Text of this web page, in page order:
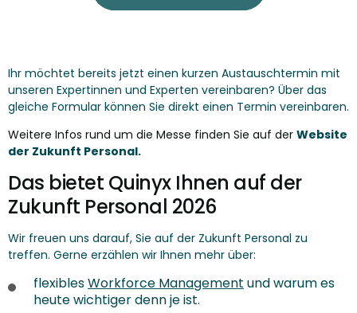
Ihr möchtet bereits jetzt einen kurzen Austauschtermin mit
unseren Expertinnen und Experten vereinbaren? Über das
gleiche Formular können Sie direkt einen Termin vereinbaren.
Weitere Infos rund um die Messe finden Sie auf der Website
der Zukunft Personal.
Das bietet Quinyx Ihnen auf der
Zukunft Personal 2026
Wir freuen uns darauf, Sie auf der Zukunft Personal zu
treffen. Gerne erzählen wir Ihnen mehr über:
flexiblesWorkforce Management und warum es
heute wichtiger denn je ist.